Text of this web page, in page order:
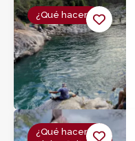
¿Qué hacer?
¿Qué hacer?,